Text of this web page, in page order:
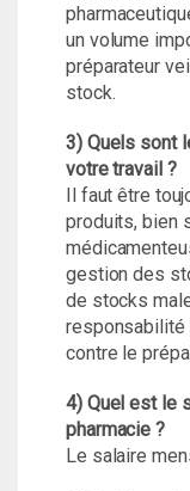
un volume
préparateur
stock.
3) Quels sont
votre travail ?
Il faut être
produits, bien
gestion des
de stocks
responsabilité
contre le
4) Quel est le
pharmacie ?
Le salaire